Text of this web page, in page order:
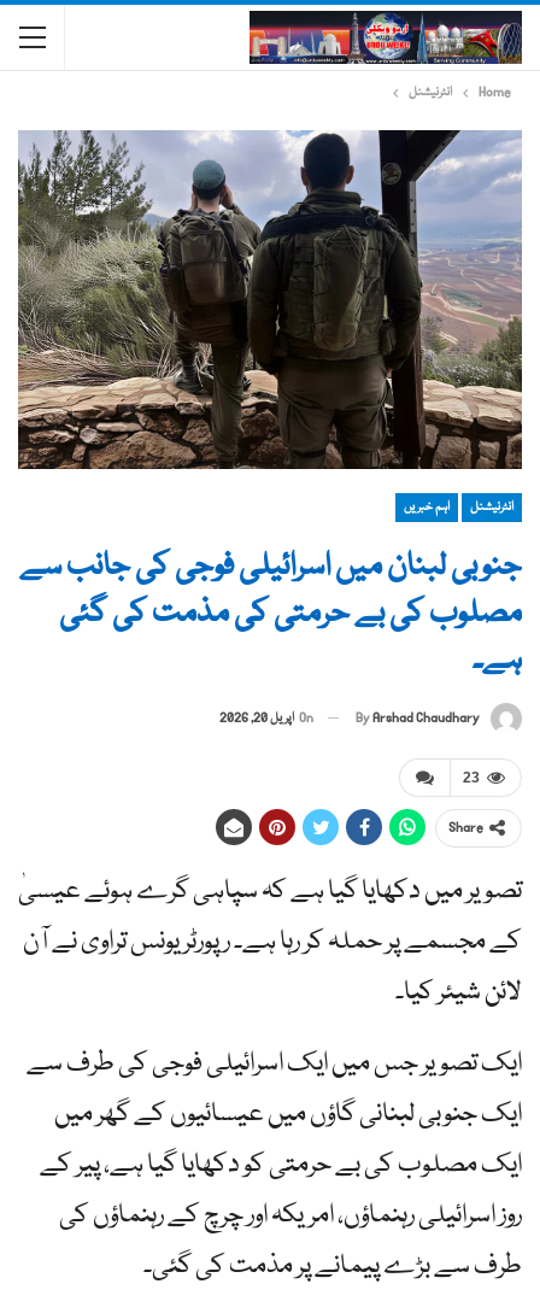
Home انٹرنیشنل
انٹرنیشنل اہم خبریں
جنوبی لبنان میں اسرائیلی فوجی کی جانب سے
مصلوب کی بے حرمتی کی مذمت کی گئی
ہے۔
ByArshad Chaudhary
On اپریل 20, 2026
23
Share
تصویر میں دکھایا گیا ہے کہ سپاہی گرے ہوئے عیسیٰ
کے مجسمے پر حملہ کر رہا ہے۔ رپورٹر یونس تراوی نے آن
لائن شیئر کیا۔
ایک تصویر جس میں ایک اسرائیلی فوجی کی طرف سے
ایک جنوبی لبنانی گاؤں میں عیسائیوں کے گھر میں
ایک مصلوب کی بے حرمتی کو دکھایا گیا ہے، پیر کے
روز اسرائیلی رہنماؤں، امریکہ اور چرچ کے رہنماؤں کی
طرف سے بڑے پیمانے پر مذمت کی گئی۔